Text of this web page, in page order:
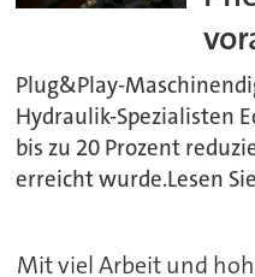
Plug&Play-
Hydraulik-Spezialisten
bis zu 20 Prozent
erreicht wurde.Lesen
Mit viel Arbeit und